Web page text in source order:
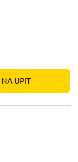
NA UPIT